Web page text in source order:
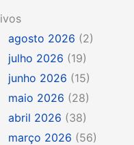
agosto 2026 (2)
julho 2026 (19)
junho 2026 (15)
maio 2026 (28)
abril 2026 (38)
março 2026 (56)